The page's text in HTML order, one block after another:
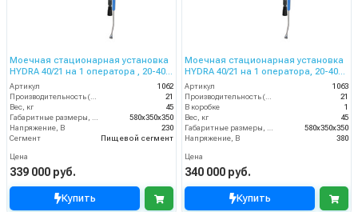
Моечная стационарная установка
HYDRA 40/21 на 1 оператора , 20-40
бар, 21 л/мин, 230 В
Артикул
1062
Производительность (л/мин)
21
Вес, кг
45
Габаритные размеры, мм
580x350x350
Напряжение, В
230
Сегмент
Пищевой сегмент
Цена
339 000 руб.
Купить
Моечная стационарная установка
HYDRA 40/21 на 1 оператора, 20-40
бар, 21 л/мин, 380 В
Артикул
1063
Производительность (л/мин)
21
В коробке
1
Вес, кг
45
Габаритные размеры, мм
580x350x350
Напряжение, В
380
Цена
340 000 руб.
Купить